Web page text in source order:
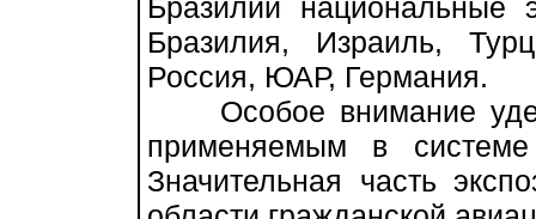
Бразилии национальные
Бразилия, Израиль,
Россия, ЮАР, Германия.
Особое внимание
применяемым в системе
Значительная часть